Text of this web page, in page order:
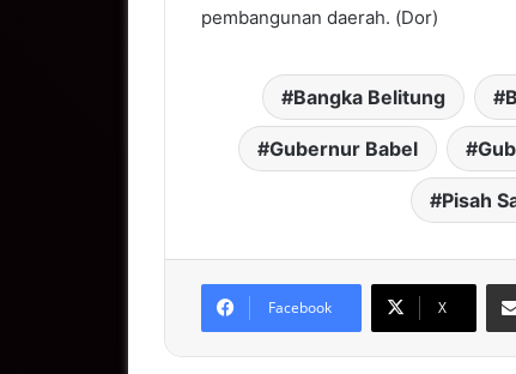
pembangunan daerah. (Dor)
Bangka Belitung
Gubernur Babel
Pisah
Facebook X